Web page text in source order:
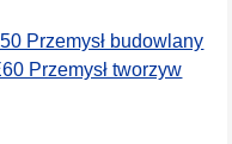
Przemysł budowlany
Przemysł tworzyw